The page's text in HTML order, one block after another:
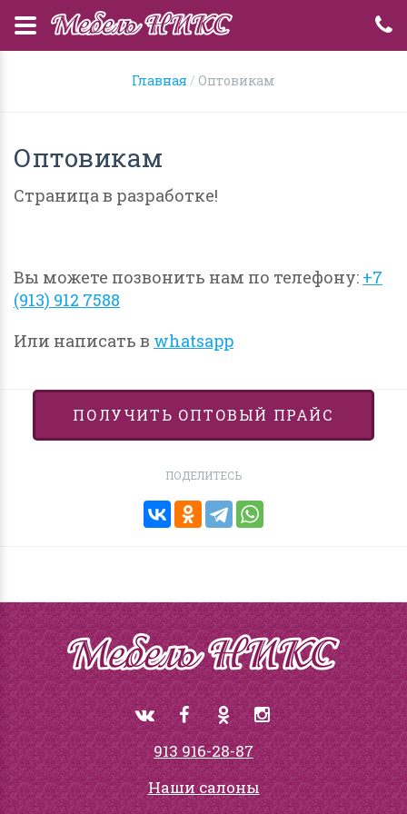
Главная Оптовикам
Оптовикам
Страница в разработке!
Вы можете позвонить нам по телефону: +7
(913) 912 7588
Или написать в whatsapp
ПОЛУЧИТЬ ОПТОВЫЙ ПРАЙС
ПОДЕЛИТЕСЬ
913 916-28-87
Наши салоны